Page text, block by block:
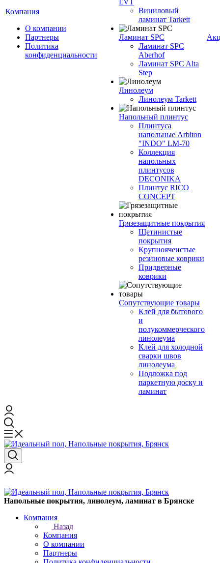
Компания
О компании
Партнеры
Политика
конфиденциальности
LVT
Виниловый
ламинат Tarkett
Ламинат SPC
Ламинат SPC
Aberhof
Ламинат SPC Alta
Step
Линолеум
Линолеум Tarkett
Напольный плинтус
Плинтуса
напольные Arbiton
"INDO" LM-70
Коллекция
напольных
плинтусов
DECONIKA
Плинтус RICO
CONCEPT
Грязезащитные покрытия
Щетинистые
покрытия
Крупноячеистые
резиновые коврики
Придверные
коврики
Сопутствующие товары
Клей для бытового
и
полукоммерческого
линолеума
Клей для холодной
сварки швов
линолеума
Подложка под
паркетную доску и
ламинат
Напольные покрытия, линолеум, ламинат в Брянске
Компания
Назад
Компания
О компании
Партнеры